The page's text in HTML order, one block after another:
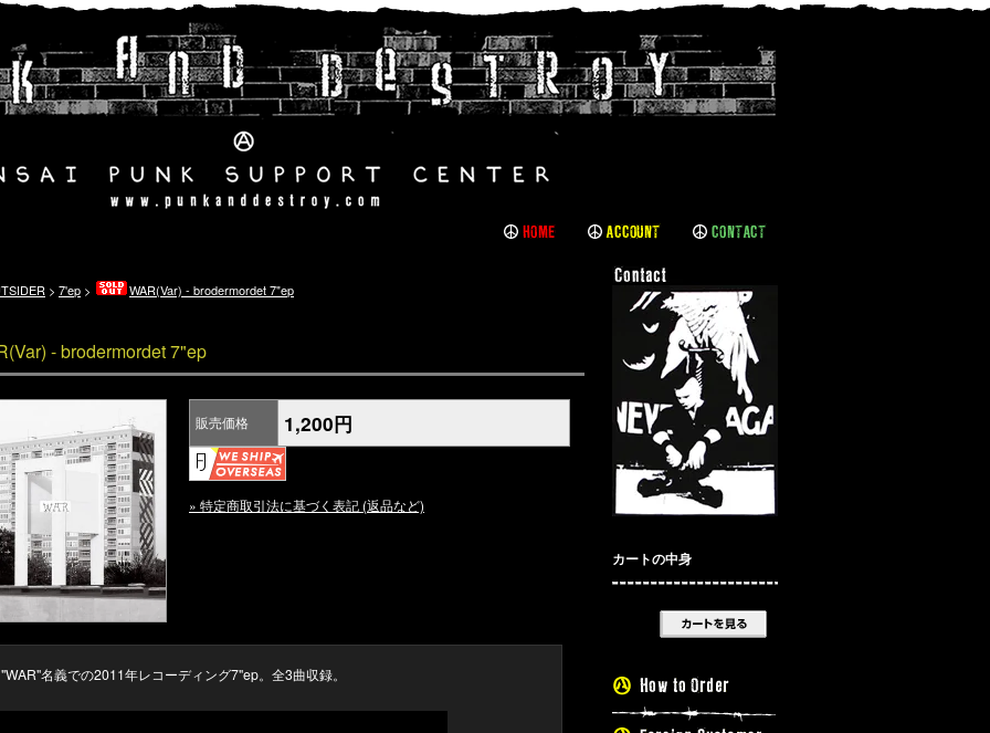
> 7'ep > WAR(Var) - brodermordet 7"ep
- brodermordet 7"ep
販売価格 1,200円
» 特定商取引法に基づく表記 (返品など)
名義での2011年レコーディング7"ep。全3曲収録。
カートの中身